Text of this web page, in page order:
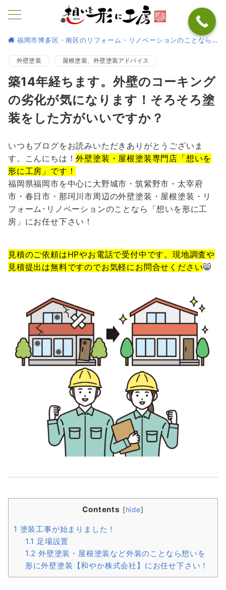
福岡市博多区・南区のリフォーム・リノベーションのことなら
外壁塗装 屋根塗装、外壁塗装アドバイス
築14年経ちます。外壁のコーキング
の劣化が気になります！そろそろ塗
装をした方がいいですか？
いつもブログをお読みいただきありがとうございま
す。こんにちは！外壁塗装・屋根塗装専門店「想いを
形に工房」です！
福岡県福岡市を中心に大野城市・筑紫野市・太宰府
市・春日市・那珂川市周辺の外壁塗装・屋根塗装・リ
フォーム･リノベーションのことなら「想いを形に工
房」にお任せ下さい！
見積のご依頼はHPやお電話で受付中です。現地調査や
見積提出は無料ですのでお気軽にお問合せください😸
Contents [hide]
1 塗装工事が始まりました！
1.1 足場設置
1.2 外壁塗装・屋根塗装など外装のことなら想いを
形に外壁塗装【和やか株式会社】にお任せ下さい！